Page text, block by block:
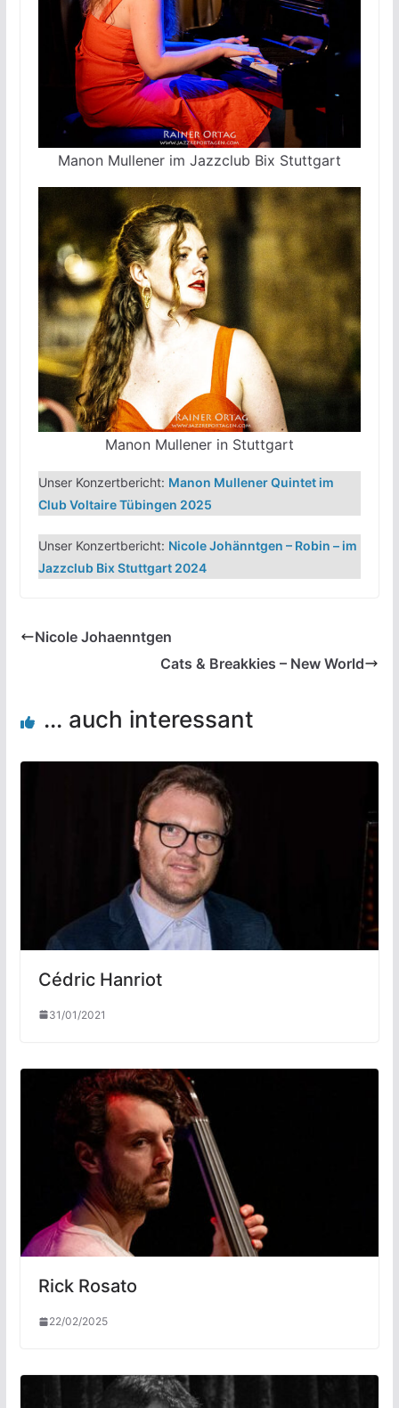
Manon Mullener im Jazzclub Bix Stuttgart
Manon Mullener in Stuttgart
Unser Konzertbericht: Manon Mullener Quintet im
Club Voltaire Tübingen 2025
Unser Konzertbericht: Nicole Johänntgen – Robin – im
Jazzclub Bix Stuttgart 2024
Nicole Johaenntgen
Cats & Breakkies – New World
... auch interessant
Cédric Hanriot
31/01/2021
Rick Rosato
22/02/2025